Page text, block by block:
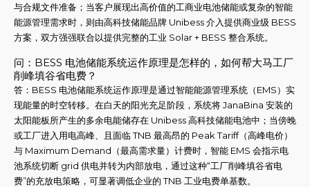
与合规文件准备；当客户展现出高价值的工商业电池储能或复杂的智能
能源管理需求时，则由高科技储能品牌 Unibess 介入提供商业级 BESS
方案，双方强强联合以提供完整的工业 Solar + BESS 整合系统。
问：BESS 电池储能系统运作原理是怎样的，如何帮大马工厂
削峰填谷省电费？
答：BESS 电池储能系统运作原理是通过智能能源管理系统（EMS）实
现能量的时空转移。在白天的阳光充足阶段，系统将 JanaBina 安装的
太阳能板所产生的多余电能储存在 Unibess 高科技储能电池中；当傍晚
或工厂进入用电高峰、且面临 TNB 最高昂的 Peak Tariff（高峰电价）
与 Maximum Demand（最高需求量）计费时，智能 EMS 会指示电
池系统切断 grid 供电并转为内部放电，通过这种“工厂削峰填谷省电
费”的充放电策略，可显著调低企业的 TNB 工业电费单基数。